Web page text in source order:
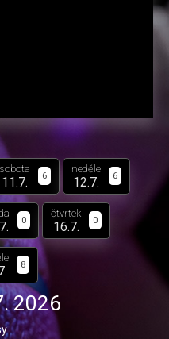
sobota
11.7. 6
neděle
12.7. 6
0
čtvrtek
16.7. 0
8
2026